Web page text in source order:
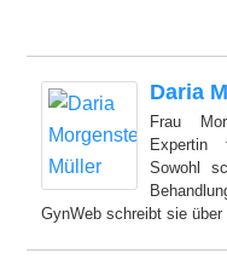
Daria
Frau
Expertin
Sowohl
GynWeb schreibt sie